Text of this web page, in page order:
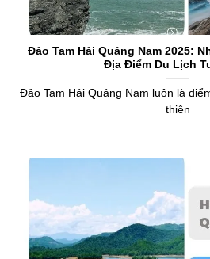
Đảo Tam Hải Quảng Nam 2025:
Địa Điểm Du Lịch
Đảo Tam Hải Quảng Nam luôn là
thiên